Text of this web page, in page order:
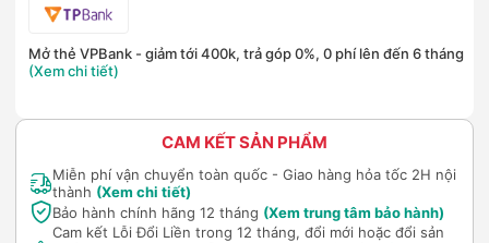
Mở thẻ VPBank - giảm tới 400k, trả góp 0%, 0 phí lên đến 6 tháng
(Xem chi tiết)
CAM KẾT SẢN PHẨM
Miễn phí vận chuyển toàn quốc - Giao hàng hỏa tốc 2H nội
thành (Xem chi tiết)
Bảo hành chính hãng 12 tháng (Xem trung tâm bảo hành)
Cam kết Lỗi Đổi Liền trong 12 tháng, đổi mới hoặc đổi sản